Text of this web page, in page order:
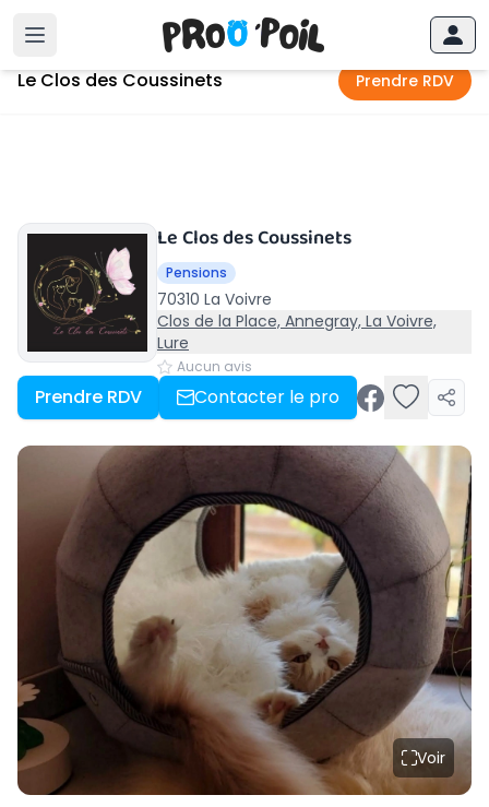
Accueil Le Clos des Coussinets
Le Clos des Coussinets Prendre RDV
Le Clos des Coussinets
Pensions
70310 La Voivre
Clos de la Place, Annegray, La Voivre,
Lure
Aucun avis
Prendre RDV Contacter le pro
Voir